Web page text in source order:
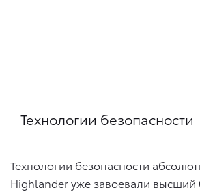
Технологии безопасности
Технологии безопасности
Highlander уже завоевали высший